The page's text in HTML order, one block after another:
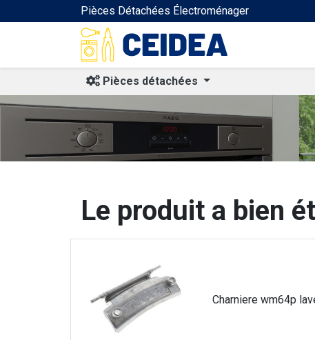
Pièces Détachées Électroménager
Pièces détachées
Le produit a bien
Charniere wm64p